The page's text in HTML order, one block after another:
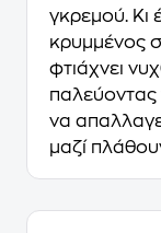
γκρεμού. Κι
κρυμμένος
φτιάχνει
παλεύοντας
να
μαζί